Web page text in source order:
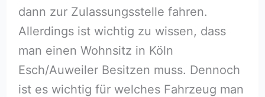
dann zur Zulassungsstelle fahren.
Allerdings ist wichtig zu wissen, dass
man einen Wohnsitz in Köln
Esch/Auweiler Besitzen muss. Dennoch
ist es wichtig für welches Fahrzeug man